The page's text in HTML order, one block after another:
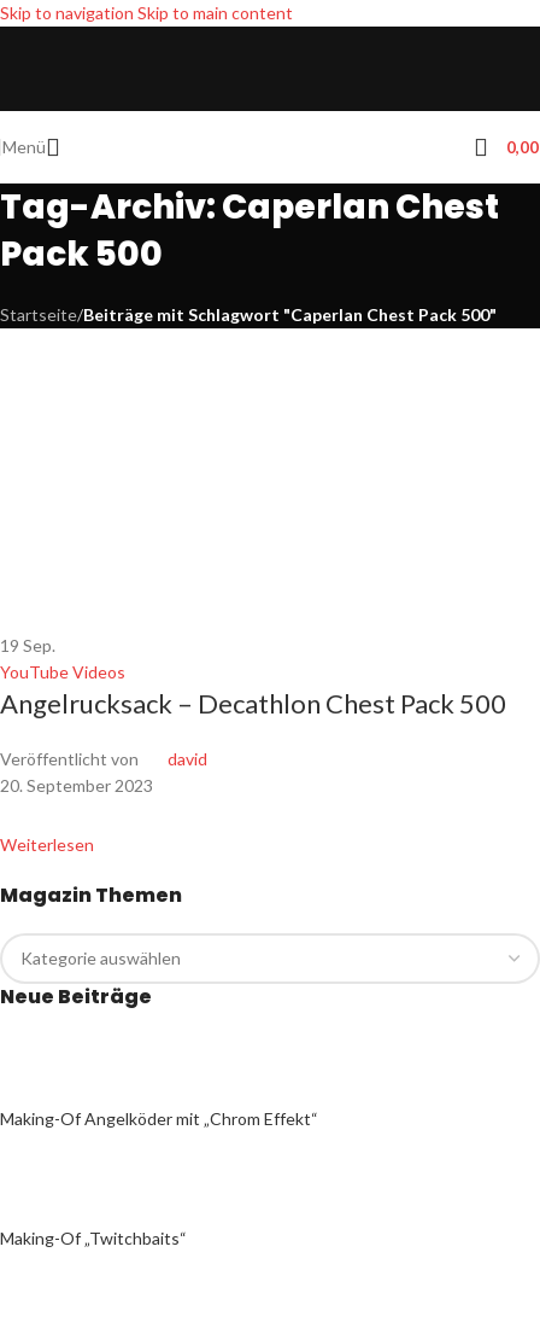
Skip to navigation Skip to main content
Menü
Tag-Archiv: Caperlan Chest
Pack 500
Startseite/Beiträge mit Schlagwort "Caperlan Chest Pack 500"
19 Sep.
YouTube Videos
Angelrucksack – Decathlon Chest Pack 500
Veröffentlicht von
david
20. September 2023
Weiterlesen
Magazin Themen
Neue Beiträge
Making-Of Angelköder mit „Chrom Effekt“
Making-Of „Twitchbaits“